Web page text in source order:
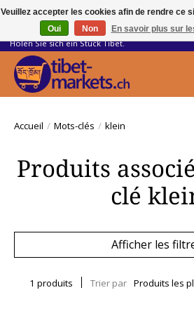
Handwerkskunst vom Dach der Welt.
Holen Sie sich ein Stück Tibet.
Accueil / Mots-clés / klein
Produits
clé
Afficher les
1 produits Trier par Produits les
Veuillez accepter les cookies afin de rendre ce
Oui
Non En savoir plus sur